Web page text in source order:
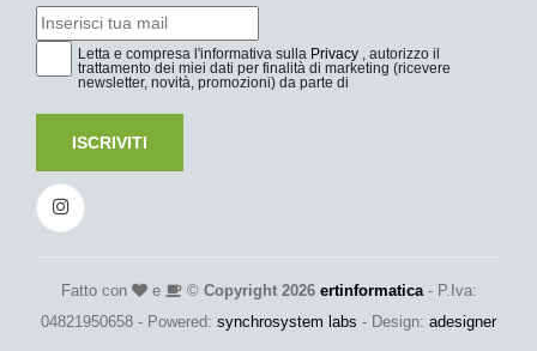
Letta e compresa l'informativa sulla Privacy , autorizzo il
trattamento dei miei dati per finalità di marketing (ricevere
newsletter, novità, promozioni) da parte di
ISCRIVITI
Fatto con e © Copyright 2026 ertinformatica- P.Iva:
04821950658 - Powered: synchrosystem labs - Design: adesigner